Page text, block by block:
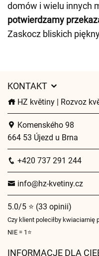
domów i wielu innych
potwierdzamy
Zaskocz bliskich
KONTAKT
HZ květiny | Rozvoz
Komenského 98
664 53 Újezd u Brna
+420 737 291 244
info@hz-kvetiny.cz
5.0/5 ⭐ (33 opinii)
Czy klient poleciłby kwiaciarnię
NIE = 1⭐
INFORMACJE DLA